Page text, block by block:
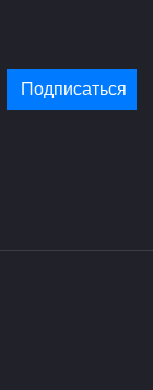
Подписаться